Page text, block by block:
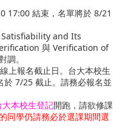
17:00 結束，名單將於 8/21
Satisfiability and Its
與 Verification of
。
上報名截止日。台大本校生
7/25 截止。請務必報名並
大本校生登記開跑，請欲修課
同學仍請務必於選課期間選